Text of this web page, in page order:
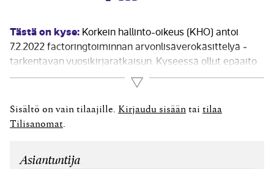
Tästä on kyse: Korkein hallinto-oikeus (KHO) antoi
7.2.2022 factoringtoiminnan arvonlisäverokäsittelyä ­
tarkentavan vuosikirjaratkaisun. Kyseessä ollut epäaito
factoringpalvelu katsottiin osittain
arvonlisäverottomaksi rahoituspalveluksi, osin
arvonlisäverolliseksi saamisten perinnäksi. Asian
tosiseikat ja aiemmat vaiheet Kyseessä ollut yhtiö
Lue lisää
Sisältö on vain tilaajille. Kirjaudu sisään tai tilaa
Tilisanomat
Asiantuntija